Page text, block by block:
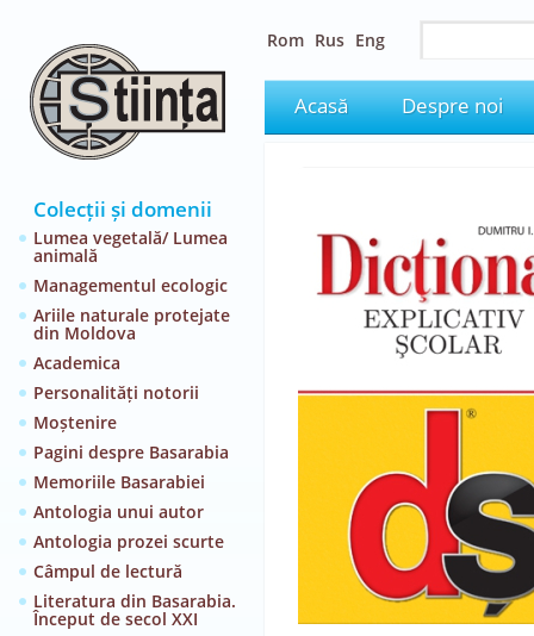
Colecții și domenii
Lumea vegetală/ Lumea
animală
Managementul ecologic
Ariile naturale protejate
din Moldova
Academica
Personalități notorii
Moștenire
Pagini despre Basarabia
Memoriile Basarabiei
Antologia unui autor
Antologia prozei scurte
Câmpul de lectură
Literatura din Basarabia.
Început de secol XXI
Rom Rus Eng
Acasă Despre noi